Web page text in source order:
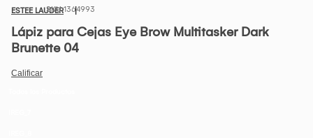
ESTEE LAUDER1364993
Lápiz para Cejas Eye Brow Multitasker Dark
Brunette 04